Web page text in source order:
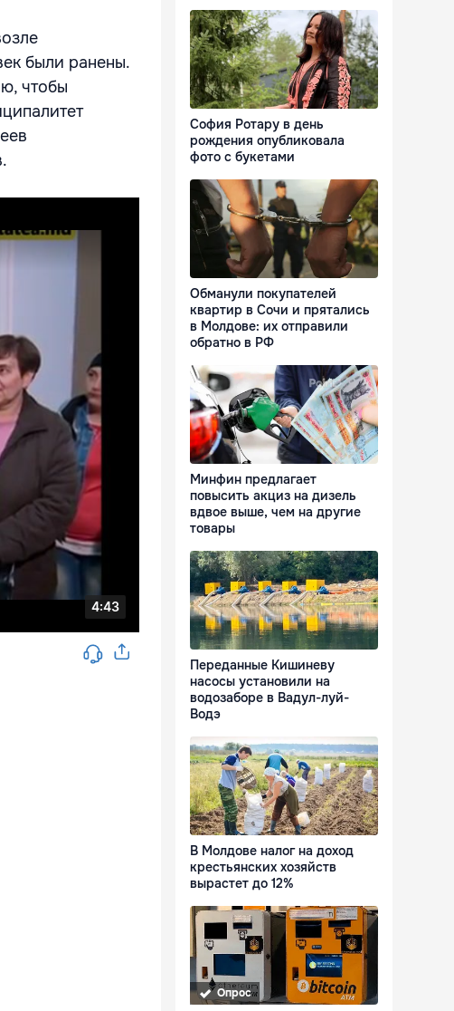
были ранены.
чтобы
София Ротару в день
рождения опубликовала
фото с букетами
Обманули покупателей
квартир в Сочи и прятались
в Молдове: их отправили
обратно в РФ
Минфин предлагает
повысить акциз на дизель
вдвое выше, чем на другие
товары
Переданные Кишиневу
насосы установили на
водозаборе в Вадул-луй-
Водэ
В Молдове налог на доход
крестьянских хозяйств
вырастет до 12%
Опрос